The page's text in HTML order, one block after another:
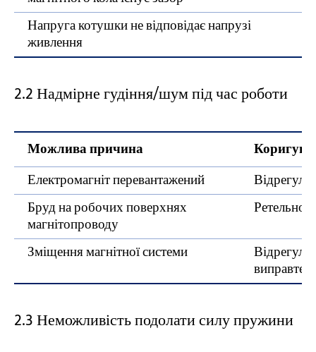
Напруга котушки не відповідає напрузі
живлення
2.2 Надмірне гудіння/шум під час роботи
Можлива причина
Електромагніт перевантажений
Бруд на робочих поверхнях
магнітопроводу
Ретельно
Зміщення магнітної системи
виправте
2.3 Неможливість подолати силу пружини